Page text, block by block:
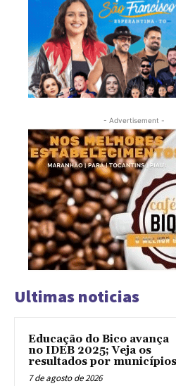
- Advertisement -
Ultimas noticias
Educação do Bico avança
no IDEB 2025; Veja os
resultados por municípios
7 de agosto de 2026